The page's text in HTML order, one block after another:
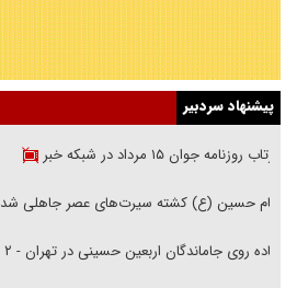
پیشنهاد سردبیر
بازتاب روزنامه جوان ۱۵ مرداد در شبکه خبر
امام حسین (ع) کشته سیرت‌های عصر جاهلی شد
پیاده روی جاماندگان اربعین حسینی در تهران - ۲